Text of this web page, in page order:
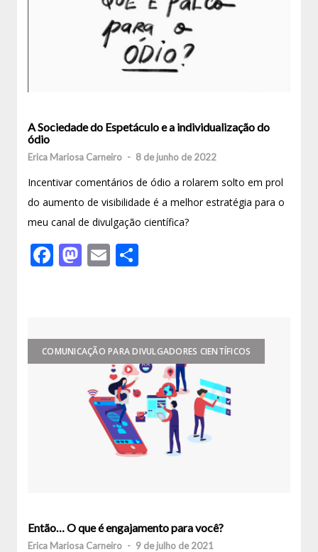
A Sociedade do Espetáculo e a individualização do
ódio
Erica Mariosa Carneiro - 8 de junho de 2022
Incentivar comentários de ódio a rolarem solto em prol
do aumento de visibilidade é a melhor estratégia para o
meu canal de divulgação científica?
Facebook
Mastodon
Email
COMUNICAÇÃO PARA DIVULGADORES CIENTÍFICOS
Então… O que é engajamento para você?
Erica Mariosa Carneiro - 9 de julho de 2021